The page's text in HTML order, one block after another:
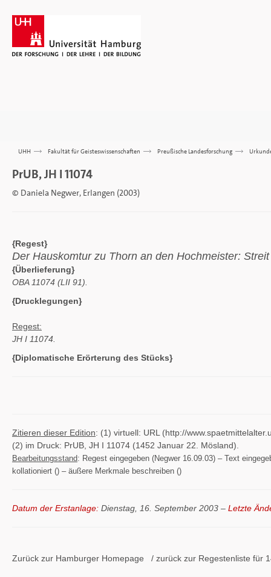
UHH >>> Fakultät für Geisteswissenschaften >>> Preußische Landesforschung >>>
PrUB, JH I 11074
© Daniela Negwer, Erlangen (2003)
{Regest}
Der Hauskomtur zu Thorn an den Hochmeister:
{Überlieferung}
OBA 11074 (LII 91).
{Drucklegungen}
Regest:
JH I 11074.
{Diplomatische Erörterung des Stücks}
Zitieren dieser Edition: (1) virtuell: URL (http://
(2) im Druck: PrUB, JH I 11074 (1452 Januar 22. Mösland).
Bearbeitungsstand: Regest eingegeben (Negwer 16.09.03) – Text
kollationiert () – äußere Merkmale beschreiben ()
Datum der Erstanlage: Dienstag, 16. September 2003 – Letzte
Zurück zur Hamburger Homepage / zurück zur Regestenliste für